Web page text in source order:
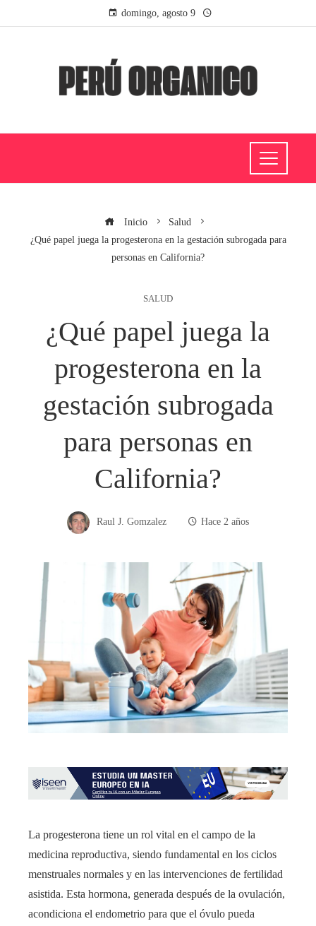
domingo, agosto 9
Inicio
Salud
¿Qué papel juega la progesterona en la gestación subrogada para
personas en California?
SALUD
¿Qué papel juega la
progesterona en la
gestación subrogada
para personas en
California?
Raul J. Gomzalez Hace 2 años
La progesterona tiene un rol vital en el campo de la
medicina reproductiva, siendo fundamental en los ciclos
menstruales normales y en las intervenciones de fertilidad
asistida. Esta hormona, generada después de la ovulación,
acondiciona el endometrio para que el óvulo pueda